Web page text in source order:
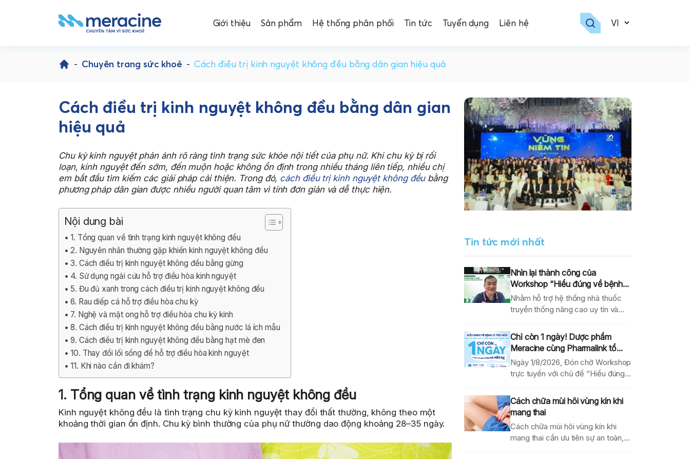
Giới thiệu Sản phẩm Hệ thống phân phối Tin tức Tuyển dụng Liên hệ
- Chuyên trang sức khoẻ - Cách điều trị kinh nguyệt không đều bằng dân gian hiệu quả
Cách điều trị kinh nguyệt không đều bằng dân gian
hiệu quả
Chu kỳ kinh nguyệt phản ánh rõ ràng tình trạng sức khỏe nội tiết của phụ nữ. Khi chu kỳ bị rối
loạn, kinh nguyệt đến sớm, đến muộn hoặc không ổn định trong nhiều tháng liên tiếp, nhiều chị
em bắt đầu tìm kiếm các giải pháp cải thiện. Trong đó, cách điều trị kinh nguyệt không đềubằng
phương pháp dân gian được nhiều người quan tâm vì tính đơn giản và dễ thực hiện.
Nội dung bài
1. Tổng quan về tình trạng kinh nguyệt không đều
2. Nguyên nhân thường gặp khiến kinh nguyệt không đều
3. Cách điều trị kinh nguyệt không đều bằng gừng
4. Sử dụng ngải cứu hỗ trợ điều hòa kinh nguyệt
5. Đu đủ xanh trong cách điều trị kinh nguyệt không đều
6. Rau diếp cá hỗ trợ điều hòa chu kỳ
7. Nghệ và mật ong hỗ trợ điều hòa chu kỳ kinh
8. Cách điều trị kinh nguyệt không đều bằng nước lá ích mẫu
9. Cách điều trị kinh nguyệt không đều bằng hạt mè đen
10. Thay đổi lối sống để hỗ trợ điều hòa kinh nguyệt
11. Khi nào cần đi khám?
1. Tổng quan về tình trạng kinh nguyệt không đều
Kinh nguyệt không đều là tình trạng chu kỳ kinh nguyệt thay đổi thất thường, không theo một
khoảng thời gian ổn định. Chu kỳ bình thường của phụ nữ thường dao động khoảng 28–35 ngày.
Tin tức mới nhất
Nhìn lại thành công của
Workshop “Hiểu đúng về bệnh...
Nhằm hỗ trợ hệ thống nhà thuốc
truyền thống nâng cao uy tín và
Chỉ còn 1 ngày! Dược phẩm
Meracine cùng Pharmalink tổ...
Ngày 1/8/2026, Đón chờ Workshop
trực tuyến với chủ đề “Hiểu đúng
Cách chữa mùi hôi vùng kín khi
mang thai
Cách chữa mùi hôi vùng kín khi
mang thai cần ưu tiên sự an toàn,...